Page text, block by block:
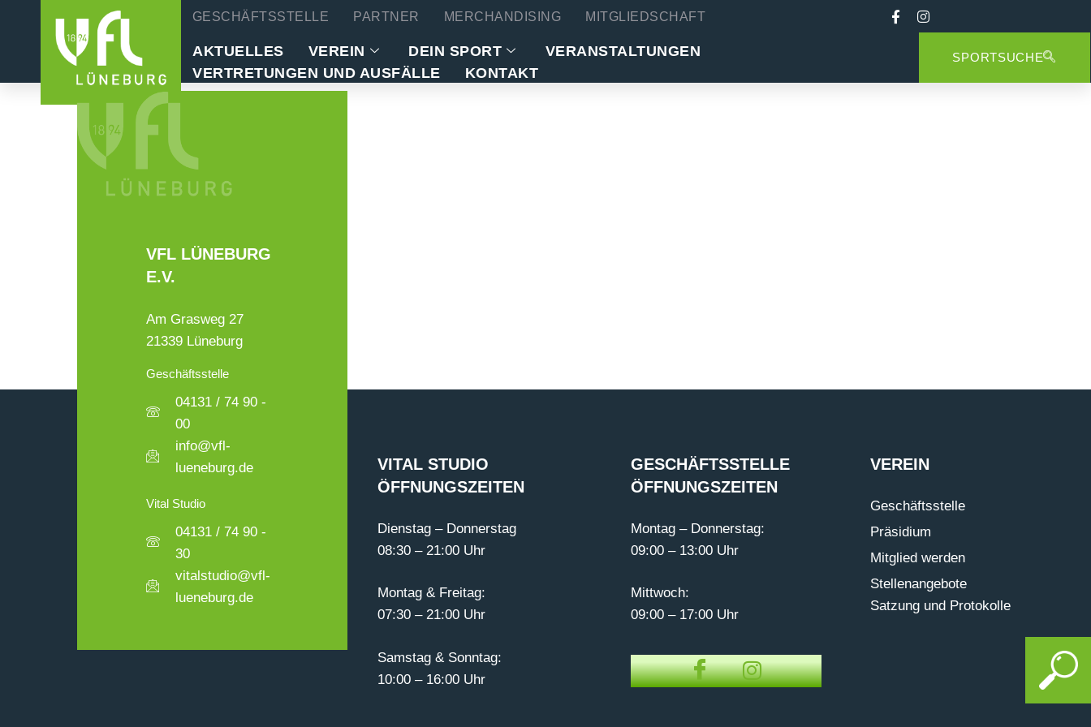
GESCHÄFTSSTELLE PARTNER MERCHANDISING MITGLIEDSCHAFT
AKTUELLES VEREIN DEIN SPORT
VERANSTALTUNGEN
VERTRETUNGEN UND AUSFÄLLE
KONTAKT
SPORTSUCHE
VFL LÜNEBURG
E.V.
Am Grasweg 27
21339 Lüneburg
Geschäftsstelle
04131 / 74 90 -
00
info@vfl-
lueneburg.de
Vital Studio
04131 / 74 90 -
30
vitalstudio@vfl-
lueneburg.de
VITAL STUDIO
ÖFFNUNGSZEITEN
Dienstag – Donnerstag
08:30 – 21:00 Uhr
Montag & Freitag:
07:30 – 21:00 Uhr
Samstag & Sonntag:
10:00 – 16:00 Uhr
GESCHÄFTSSTELLE
ÖFFNUNGSZEITEN
Montag – Donnerstag:
09:00 – 13:00 Uhr
Mittwoch:
09:00 – 17:00 Uhr
VEREIN
Geschäftsstelle
Präsidium
Mitglied werden
Stellenangebote
Satzung und Protokolle